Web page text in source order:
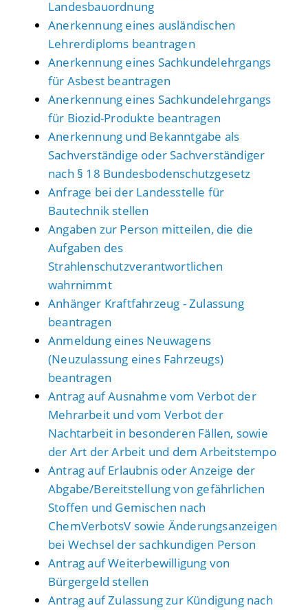
Landesbauordnung
Anerkennung eines ausländischen
Lehrerdiploms beantragen
Anerkennung eines Sachkundelehrgangs
für Asbest beantragen
Anerkennung eines Sachkundelehrgangs
für Biozid-Produkte beantragen
Anerkennung und Bekanntgabe als
Sachverständige oder Sachverständiger
nach § 18 Bundesbodenschutzgesetz
Anfrage bei der Landesstelle für
Bautechnik stellen
Angaben zur Person mitteilen, die die
Aufgaben des
Strahlenschutzverantwortlichen
wahrnimmt
Anhänger Kraftfahrzeug - Zulassung
beantragen
Anmeldung eines Neuwagens
(Neuzulassung eines Fahrzeugs)
beantragen
Antrag auf Ausnahme vom Verbot der
Mehrarbeit und vom Verbot der
Nachtarbeit in besonderen Fällen, sowie
der Art der Arbeit und dem Arbeitstempo
Antrag auf Erlaubnis oder Anzeige der
Abgabe/Bereitstellung von gefährlichen
Stoffen und Gemischen nach
ChemVerbotsV sowie Änderungsanzeigen
bei Wechsel der sachkundigen Person
Antrag auf Weiterbewilligung von
Bürgergeld stellen
Antrag auf Zulassung zur Kündigung nach